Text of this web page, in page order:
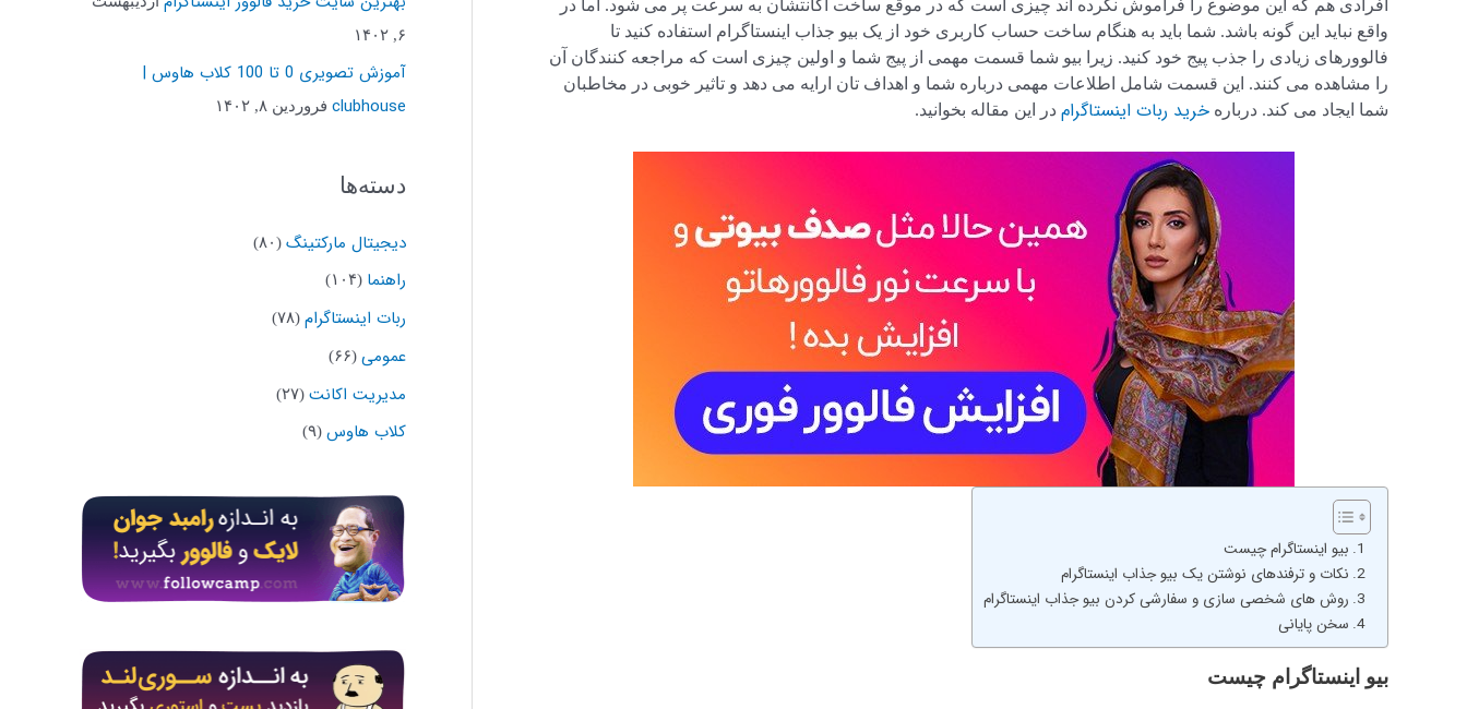
افرادی هم که این موضوع را فراموش نکرده اند چیزی است که در موقع ساخت اکانتشان به سرعت پر می شود. اما در
واقع نباید این گونه باشد. شما باید به هنگام ساخت حساب کاربری خود از یک بیو جذاب اینستاگرام استفاده کنید تا
فالوورهای زیادی را جذب پیج خود کنید. زیرا بیو شما قسمت مهمی از پیج شما و اولین چیزی است که مراجعه کنندگان آن
را مشاهده می کنند. این قسمت شامل اطلاعات مهمی درباره شما و اهداف تان ارایه می دهد و تاثیر خوبی در مخاطبان
شما ایجاد می کند. درباره خرید ربات اینستاگرام در این مقاله بخوانید.
بیو اینستاگرام چیست
نکات و ترفندهای نوشتن یک بیو جذاب اینستاگرام
روش های شخصی سازی و سفارشی کردن بیو جذاب اینستاگرام
سخن پایانی
بیو اینستاگرام چیست
ا
ی
:
۶, ۱۴۰۲
آموزش تصویری 0 تا 100 کلاب هاوس |
clubhouse فروردین ۸, ۱۴۰۲
دسته‌ها
دیجیتال مارکتینگ (۸۰)
راهنما (۱۰۴)
ربات اینستاگرام (۷۸)
عمومی (۶۶)
مدیریت اکانت (۲۷)
کلاب هاوس (۹)